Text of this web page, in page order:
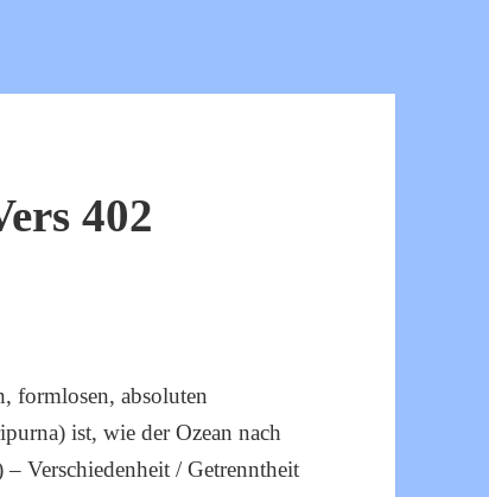
402
formlosen, absoluten
ist, wie der Ozean nach
Verschiedenheit / Getrenntheit